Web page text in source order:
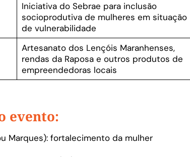
Iniciativa do Sebrae para inclusão
socioprodutiva de mulheres em situação
de vulnerabilidade
Artesanato dos Lençóis Maranhenses,
rendas da Raposa e outros produtos de
empreendedoras locais
evento:
Marques): fortalecimento da mulher